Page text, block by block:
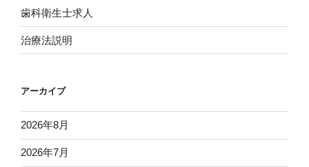
歯科衛生士求人
治療法説明
アーカイブ
2026年8月
2026年7月